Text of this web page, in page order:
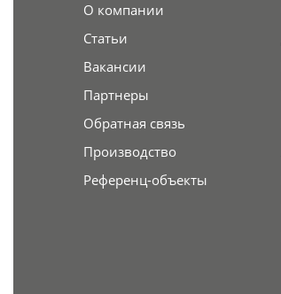
О компании
Статьи
Вакансии
Партнеры
Обратная связь
Производство
Референц-объекты